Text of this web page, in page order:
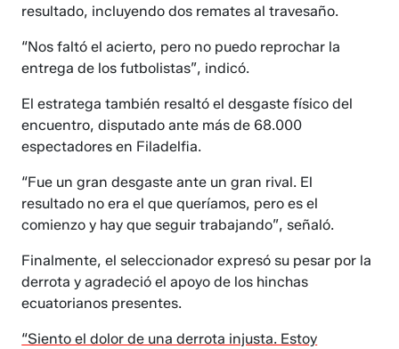
resultado, incluyendo dos remates al travesaño.
“Nos faltó el acierto, pero no puedo reprochar la
entrega de los futbolistas”, indicó.
El estratega también resaltó el desgaste físico del
encuentro, disputado ante más de 68.000
espectadores en Filadelfia.
“Fue un gran desgaste ante un gran rival. El
resultado no era el que queríamos, pero es el
comienzo y hay que seguir trabajando”, señaló.
Finalmente, el seleccionador expresó su pesar por la
derrota y agradeció el apoyo de los hinchas
ecuatorianos presentes.
“Siento el dolor de una derrota injusta. Estoy